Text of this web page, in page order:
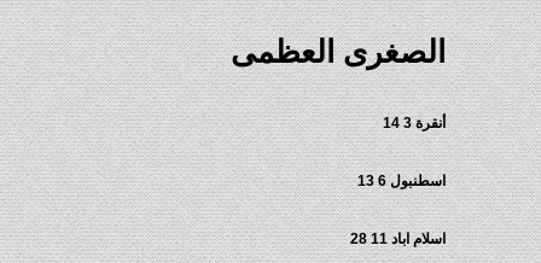
الصغرى العظمى
أنقرة 3 14
اسطنبول 6 13
اسلام اباد 11 28